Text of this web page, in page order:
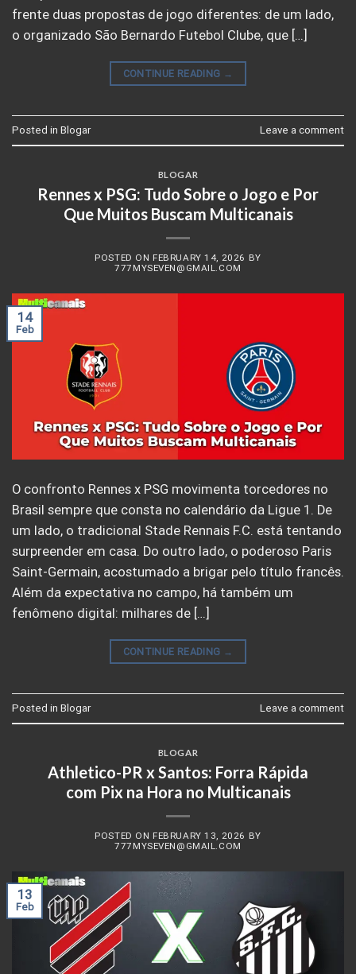
frente duas propostas de jogo diferentes: de um lado,
o organizado São Bernardo Futebol Clube, que […]
CONTINUE READING →
Posted in Blogar Leave a comment
BLOGAR
Rennes x PSG: Tudo Sobre o Jogo e Por
Que Muitos Buscam Multicanais
POSTED ON FEBRUARY 14, 2026 BY
777MYSEVEN@GMAIL.COM
14
Feb
O confronto Rennes x PSG movimenta torcedores no
Brasil sempre que consta no calendário da Ligue 1. De
um lado, o tradicional Stade Rennais F.C. está tentando
surpreender em casa. Do outro lado, o poderoso Paris
Saint-Germain, acostumado a brigar pelo título francês.
Além da expectativa no campo, há também um
fenômeno digital: milhares de […]
CONTINUE READING →
Posted in Blogar Leave a comment
BLOGAR
Athletico-PR x Santos: Forra Rápida
com Pix na Hora no Multicanais
POSTED ON FEBRUARY 13, 2026 BY
777MYSEVEN@GMAIL.COM
13
Feb